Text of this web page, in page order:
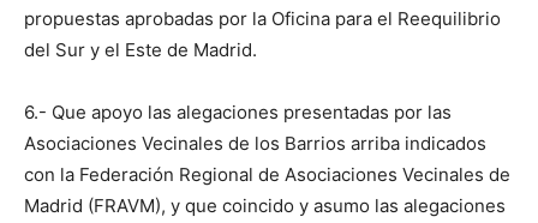
propuestas aprobadas por la Oficina para el Reequilibrio
del Sur y el Este de Madrid.
6.- Que apoyo las alegaciones presentadas por las
Asociaciones Vecinales de los Barrios arriba indicados
con la Federación Regional de Asociaciones Vecinales de
Madrid (FRAVM), y que coincido y asumo las alegaciones